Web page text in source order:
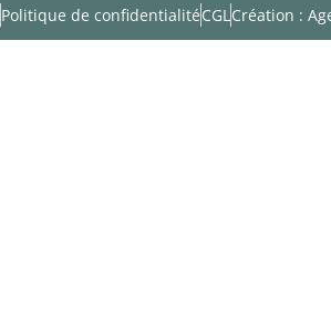
Politique de confidentialitéCGLCréation :